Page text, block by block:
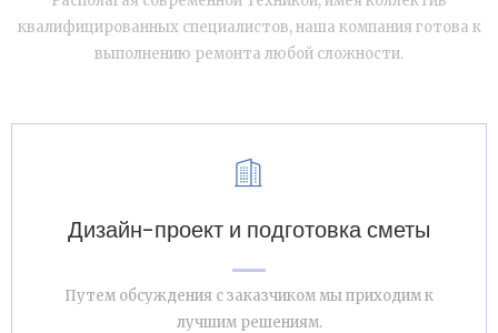
квалифицированных специалистов, наша компания готова к
выполнению ремонта любой сложности.
Дизайн-проект и подготовка сметы
Путем обсуждения с заказчиком мы приходим к
лучшим решениям.